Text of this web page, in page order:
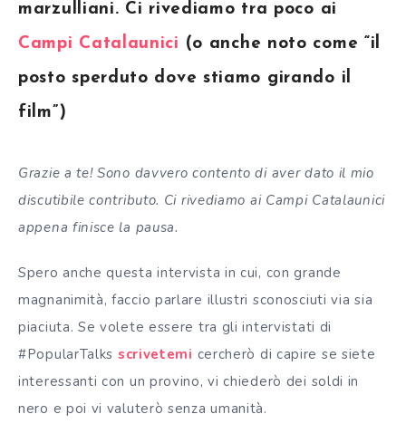
marzulliani. Ci rivediamo tra poco ai
Campi Catalaunici (o anche noto come “il
posto sperduto dove stiamo girando il
film”)
Grazie a te! Sono davvero contento di aver dato il mio
discutibile contributo. Ci rivediamo ai Campi Catalaunici
appena finisce la pausa.
Spero anche questa intervista in cui, con grande
magnanimità, faccio parlare illustri sconosciuti via sia
piaciuta. Se volete essere tra gli intervistati di
#PopularTalks scrivetemi cercherò di capire se siete
interessanti con un provino, vi chiederò dei soldi in
nero e poi vi valuterò senza umanità.